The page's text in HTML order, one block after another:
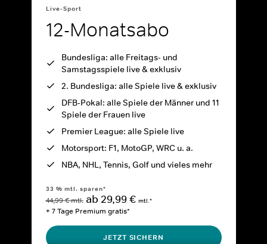
Live-Sport
12-Monatsabo
Bundesliga: alle Freitags- und
Samstagsspiele live & exklusiv
2. Bundesliga: alle Spiele live & exklusiv
DFB-Pokal: alle Spiele der Männer und 11
Spiele der Frauen live
Premier League: alle Spiele live
Motorsport: F1, MotoGP, WRC u. a.
NBA, NHL, Tennis, Golf und vieles mehr
33 % mtl. sparen*
44,99 € mtl. ab 29,99 € mtl.*
+ 7 Tage Premium gratis*
JETZT SICHERN